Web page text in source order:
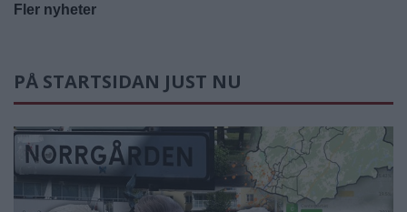
Fler nyheter
PÅ STARTSIDAN JUST NU